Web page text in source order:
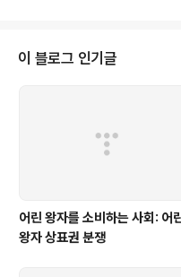
없을까? 사이코패스 범죄를 막으려면
까? 목차 사이코패스, 사회의 불수의
퍼테러리즘 사이코패스 사건 예방 범
코패스, 사회의 불수의근?# 언론이
만 들으면, 사이코패스는 우리가 어
불수의근不隨意筋이다. '재수 없이'
이 블로그 인기글
어린 왕자를 소비하는 사회: 어
왕자 상표권 분쟁